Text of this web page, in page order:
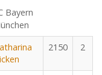
Bayern
2150 2